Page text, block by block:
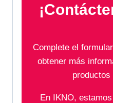
Complete el
obtener más
En IKNO,